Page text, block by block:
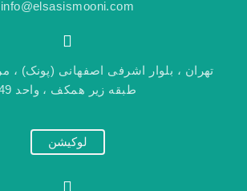
info@elsasismooni.com
تهران ، بلوار اشرفی اصفهانی (پونک) ،
طبقه زیر همکف ، واحد 49
لوکیشن